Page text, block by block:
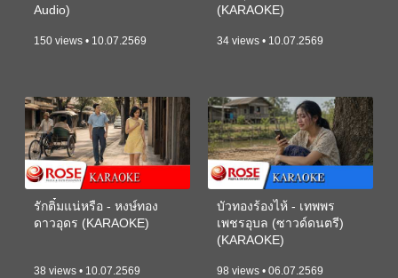
Audio)
150 views • 10.07.2569
(KARAOKE)
34 views • 10.07.2569
รักติ๋มแน่หรือ - หงษ์ทอง
ดาวอุดร (KARAOKE)
38 views • 10.07.2569
บัวทองร้องไห้ - เทพพร
เพชรอุบล (ซาวด์ดนตรี)
(KARAOKE)
98 views • 06.07.2569